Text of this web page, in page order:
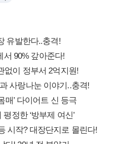
유발한다..충격!
서 90% 갚아준다!
없이 정부서 2억지원!
사랑나눈 이야기..충격!
매’ 다이어트 신 등극
정한 ‘방부제 여신’
시작? 대장단지로 몰린다!